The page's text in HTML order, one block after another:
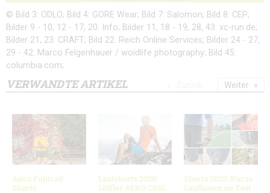
© Bild 3: ODLO; Bild 4: GORE Wear; Bild 7: Salomon; Bild 8: CEP;
Bilder 9 - 10, 12 - 17, 20: Info; Bilder 11, 18 - 19, 28, 43: xc-run.de;
Bilder 21, 23: CRAFT; Bild 22: Reich Online Services; Bilder 24 - 27,
29 - 42: Marco Felgenhauer / woidlife photography; Bild 45:
columbia.com;
VERWANDTE ARTIKEL
Asics Fujitrail
Shorts
Laufshorts 2020:
Löffler AERO CSSL
Shorts 2020: Kurze
Laufhosen im Test
Weiter